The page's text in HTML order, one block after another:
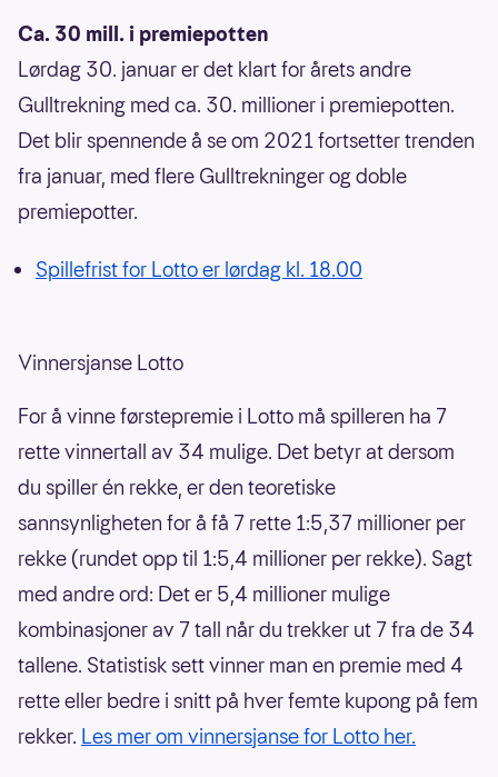
Ca. 30 mill. i premiepotten
Lørdag 30. januar er det klart for årets andre
Gulltrekning med ca. 30. millioner i premiepotten.
Det blir spennende å se om 2021 fortsetter trenden
fra januar, med flere Gulltrekninger og doble
premiepotter.
Spillefrist for Lotto er lørdag kl. 18.00
Vinnersjanse Lotto
For å vinne førstepremie i Lotto må spilleren ha 7
rette vinnertall av 34 mulige. Det betyr at dersom
du spiller én rekke, er den teoretiske
sannsynligheten for å få 7 rette 1:5,37 millioner per
rekke (rundet opp til 1:5,4 millioner per rekke). Sagt
med andre ord: Det er 5,4 millioner mulige
kombinasjoner av 7 tall når du trekker ut 7 fra de 34
tallene. Statistisk sett vinner man en premie med 4
rette eller bedre i snitt på hver femte kupong på fem
rekker. Les mer om vinnersjanse for Lotto her.